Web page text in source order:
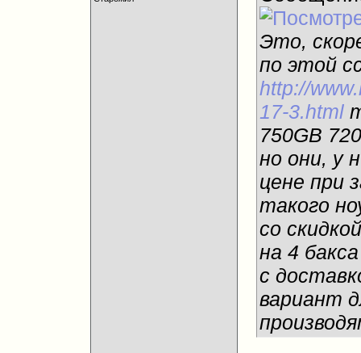
Это,
по этой
http://
17-3.html
750GB
но они, у
цене при
такого
со
на 4
с
вариант